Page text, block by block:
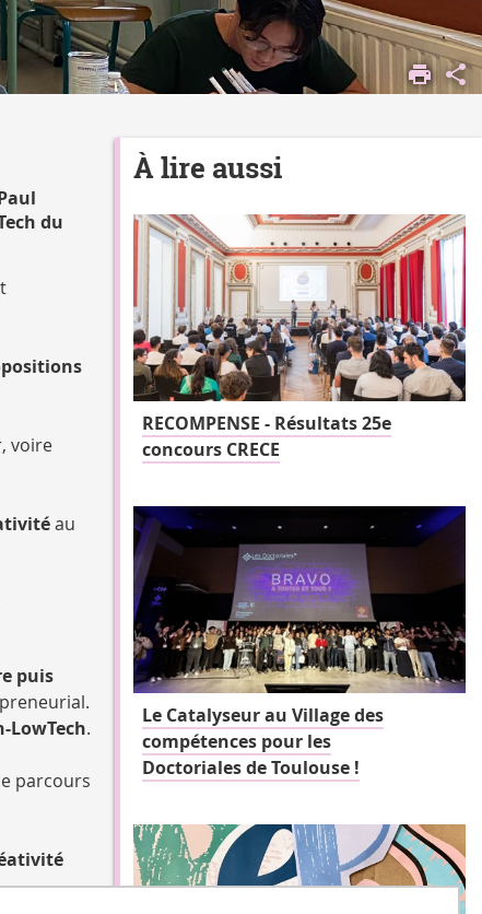
du
voire
au
puis
LowTech.
parcours
À lire aussi
RECOMPENSE - Résultats 25e
concours CRECE
Le Catalyseur au Village des
compétences pour les
Doctoriales de Toulouse !